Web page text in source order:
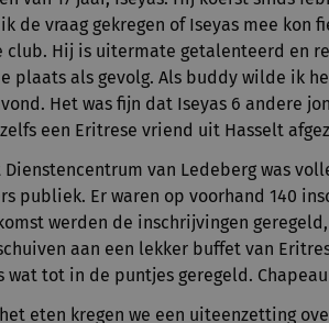
de vraag gekregen of Iseyas mee
club. Hij is uitermate getalenteerd en
plaats als gevolg. Als buddy wilde ik
Het was fijn dat Iseyas 6 andere
een Eritrese vriend uit Hasselt
Dienstencentrum van Ledeberg was
publiek. Er waren op voorhand 140
werden de inschrijvingen
aan een lekker buffet van
wat tot in de puntjes geregeld.
eten kregen we een uiteenzetting